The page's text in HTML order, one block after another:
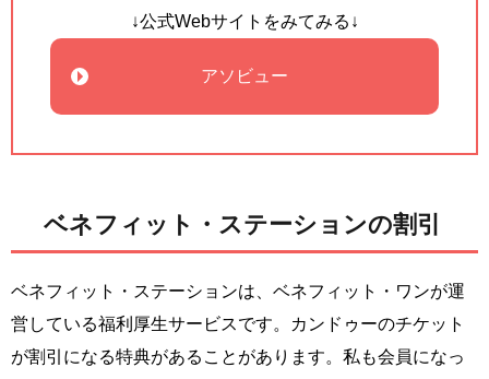
↓公式Webサイトをみてみる↓
アソビュー
ベネフィット・ステーションの割引
ベネフィット・ステーションは、ベネフィット・ワンが運
営している福利厚生サービスです。カンドゥーのチケット
が割引になる特典があることがあります。私も会員になっ